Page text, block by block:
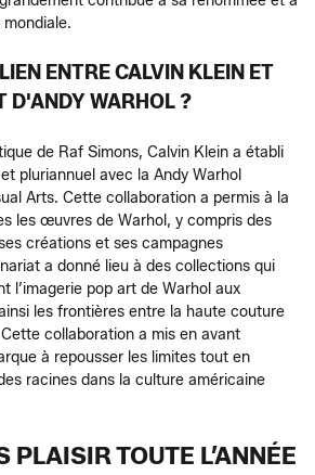
mondiale.
ENTRE CALVIN KLEIN ET
D'ANDY WARHOL ?
de Raf Simons, Calvin Klein a établi
pluriannuel avec la Andy Warhol
Arts. Cette collaboration a permis à la
les œuvres de Warhol, y compris des
créations et ses campagnes
a donné lieu à des collections qui
l’imagerie pop art de Warhol aux
les frontières entre la haute couture
collaboration a mis en avant
à repousser les limites tout en
racines dans la culture américaine
PLAISIR TOUTE L’ANNÉE